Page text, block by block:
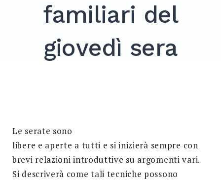
familiari del
giovedì sera
Le serate sono
libere e aperte a tutti e si inizierà sempre con
brevi relazioni introduttive su argomenti vari.
Si descriverà come tali tecniche possono